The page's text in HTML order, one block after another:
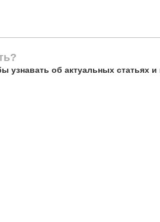
узнавать об актуальных статьях